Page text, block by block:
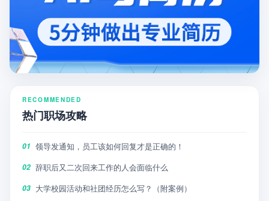
RECOMMENDED
热门职场攻略
01 领导发通知，员工该如何回复才是正确的！
02 辞职后又二次回来工作的人会面临什么
03 大学校园活动和社团经历怎么写？（附案例）